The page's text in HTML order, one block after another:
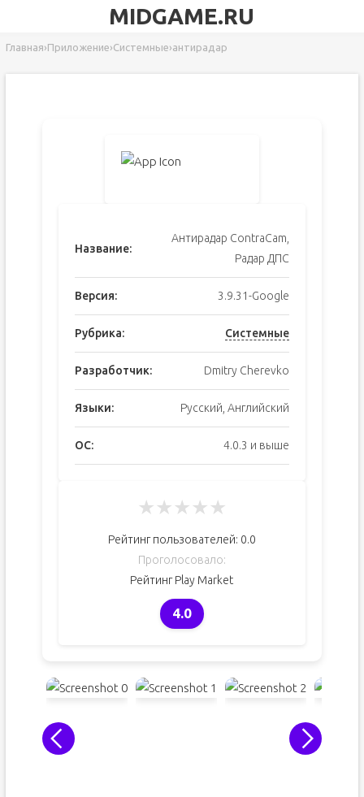
MIDGAME.RU
Главная›Приложение›Системные›антирадар
Название:
Антирадар ContraCam,
Радар ДПС
Версия: 3.9.31-Google
Рубрика: Системные
Разработчик: Dmitry Cherevko
Языки: Русский, Английский
ОС: 4.0.3 и выше
★★★★★
Рейтинг пользователей: 0.0
Проголосовало:
Рейтинг Play Market
4.0